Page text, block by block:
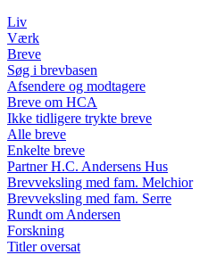
Liv
Værk
Breve
Søg i brevbasen
Afsendere og modtagere
Breve om HCA
Ikke tidligere trykte breve
Alle breve
Enkelte breve
Partner H.C. Andersens Hus
Brevveksling med fam. Melchior
Brevveksling med fam. Serre
Rundt om Andersen
Forskning
Titler oversat